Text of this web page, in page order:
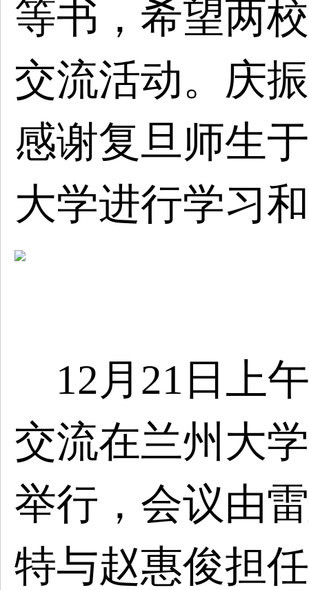
等书，希望两
交流活动。庆
感谢复旦师生
大学进行学习
12月21日上
交流在兰州大
举行，会议由
特与赵惠俊担